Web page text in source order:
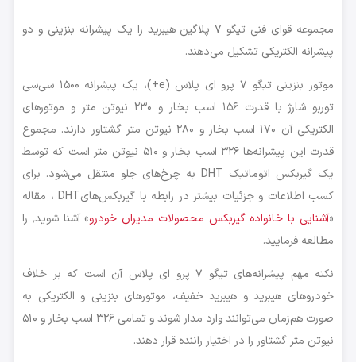
مجموعه قوای فنی تیگو ۷ پلاگین هیبرید را یک پیشرانه بنزینی و دو
پیشرانه الکتریکی تشکیل می‌دهند.
موتور بنزینی تیگو ۷ پرو ای پلاس (e+)، یک پیشرانه ۱۵۰۰ سی‌سی
توربو شارژ با قدرت ۱۵۶ اسب بخار و ۲۳۰ نیوتن متر و موتورهای
الکتریکی آن ۱۷۰ اسب بخار و ۲۸۰ نیوتن متر گشتاور دارند. مجموع
قدرت این پیشرانه‌ها ۳۲۶ اسب بخار و ۵۱۰ نیوتن متر است که توسط
یک گیربکس اتوماتیک DHT به چرخ‌های جلو منتقل می‌شود. برای
کسب اطلاعات و جزئیات بیشتر در رابطه با گیربکس‌هایDHT ، مقاله‌‍
«آشنایی با خانواده گیربکس محصولات مدیران خودرو
» آشنا شوید٬ را
مطالعه فرمایید.
نکته مهم پیشرانه‌های تیگو ۷ پرو ای پلاس آن است که بر خلاف
خودروهای هیبرید و هیبرید خفیف، موتورهای بنزینی و الکتریکی به
صورت هم‌زمان می‌توانند وارد مدار شوند و تمامی ۳۲۶ اسب بخار و ۵۱۰
نیوتن متر گشتاور را در اختیار راننده قرار دهند.